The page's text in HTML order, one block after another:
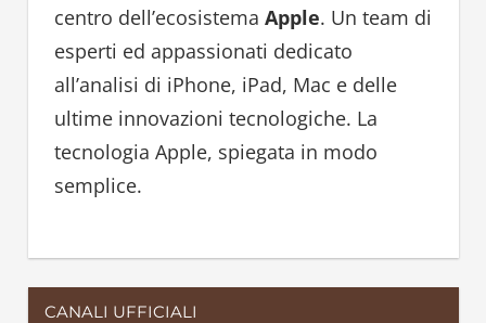
centro dell’ecosistema Apple. Un team di
esperti ed appassionati dedicato
all’analisi di iPhone, iPad, Mac e delle
ultime innovazioni tecnologiche. La
tecnologia Apple, spiegata in modo
semplice.
CANALI UFFICIALI